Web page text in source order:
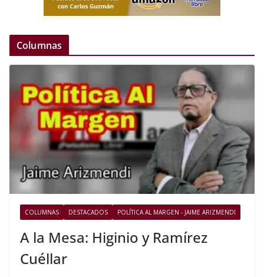
Columnas
COLUMNAS DESTACADOS POLÍTICA AL MARGEN - JAIME ARIZMENDI
A la Mesa: Higinio y Ramírez
Cuéllar